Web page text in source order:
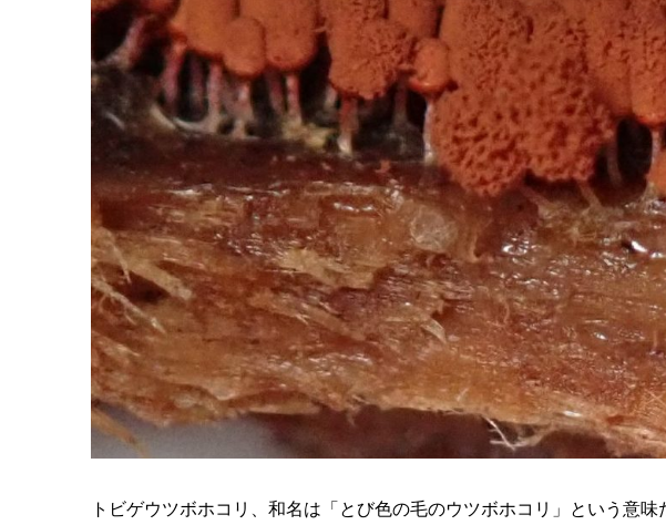
トビゲウツボホコリ、和名は「とび色の毛のウツボホコリ」という意